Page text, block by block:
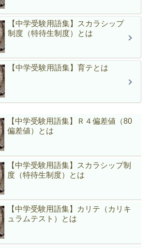
【中学受験用語集】スカラシップ
制度（特待生制度）とは
【中学受験用語集】育テとは
【中学受験用語集】Ｒ４偏差値（80
偏差値）とは
【中学受験用語集】スカラシップ制
度（特待生制度）とは
【中学受験用語集】カリテ（カリキ
ュラムテスト）とは